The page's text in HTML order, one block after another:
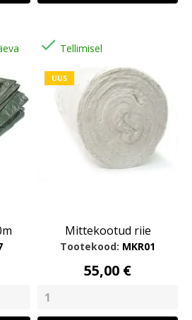
 Tellimisel
UUS
Mittekootud riie
Tootekood: MKR01
55,00 €